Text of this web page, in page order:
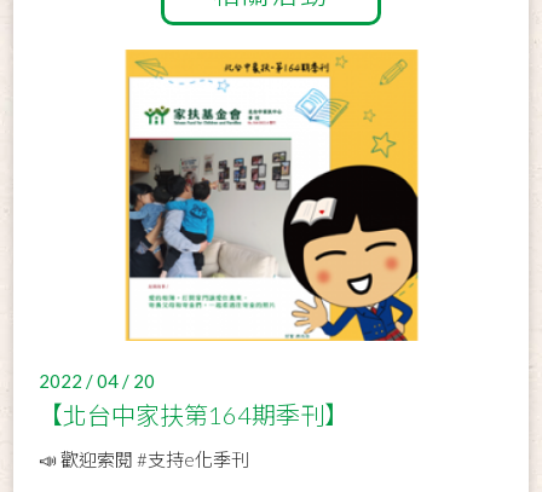
2022 / 04 / 20
【北台中家扶第164期季刊】
📣 歡迎索閱 #支持e化季刊